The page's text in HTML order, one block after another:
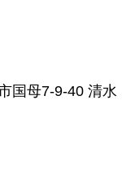
国母7-9-40 清水